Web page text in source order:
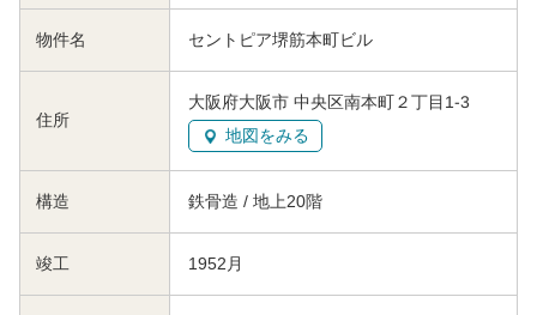
物件名 セントピア堺筋本町ビル
住所
大阪府大阪市 中央区南本町２丁目1-3
地図をみる
構造 鉄骨造 / 地上20階
竣工 1952月